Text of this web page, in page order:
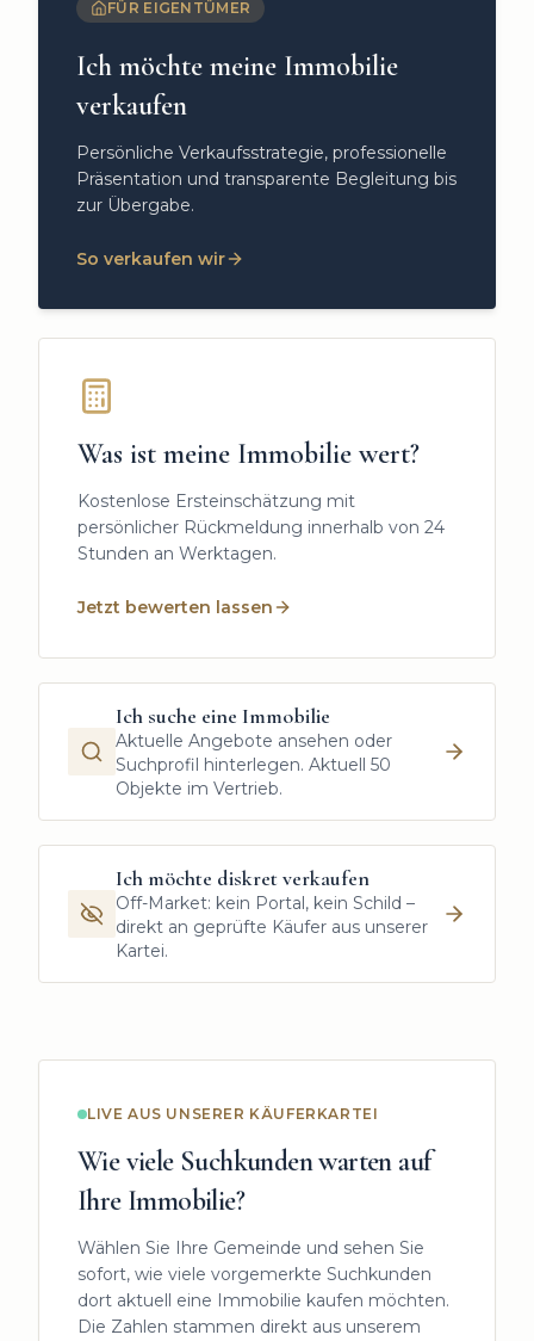
FÜR EIGENTÜMER
Ich möchte meine Immobilie
verkaufen
Persönliche Verkaufsstrategie, professionelle
Präsentation und transparente Begleitung bis
zur Übergabe.
So verkaufen wir
Was ist meine Immobilie wert?
Kostenlose Ersteinschätzung mit
persönlicher Rückmeldung innerhalb von 24
Stunden an Werktagen.
Jetzt bewerten lassen
Ich suche eine Immobilie
Aktuelle Angebote ansehen oder
Suchprofil hinterlegen. Aktuell 50
Objekte im Vertrieb.
Ich möchte diskret verkaufen
Off-Market: kein Portal, kein Schild –
direkt an geprüfte Käufer aus unserer
Kartei.
LIVE AUS UNSERER KÄUFERKARTEI
Wie viele Suchkunden warten auf
Ihre Immobilie?
Wählen Sie Ihre Gemeinde und sehen Sie
sofort, wie viele vorgemerkte Suchkunden
dort aktuell eine Immobilie kaufen möchten.
Die Zahlen stammen direkt aus unserem